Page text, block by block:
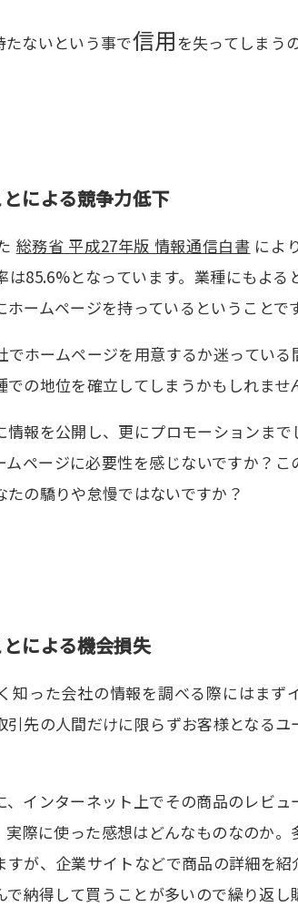
ないという事で信用を失ってしまう
による競争力低下
総務省 平成27年版 情報通信白書 によ
は85.6%となっています。業種にもよ
ームページを持っているということです
でホームページを用意するか迷ってい
の地位を確立してしまうかもしれませ
報を公開し、更にプロモーションまで
ムページに必要性を感じないですか？
の驕りや怠慢ではないですか？
による機会損失
知った会社の情報を調べる際にはまず
引先の人間だけに限らずお客様となるユ
インターネット上でその商品のレビ
実際に使った感想はどんなものなのか
すが、企業サイトなどで商品の詳細を
納得して買うことが多いので繰り返し